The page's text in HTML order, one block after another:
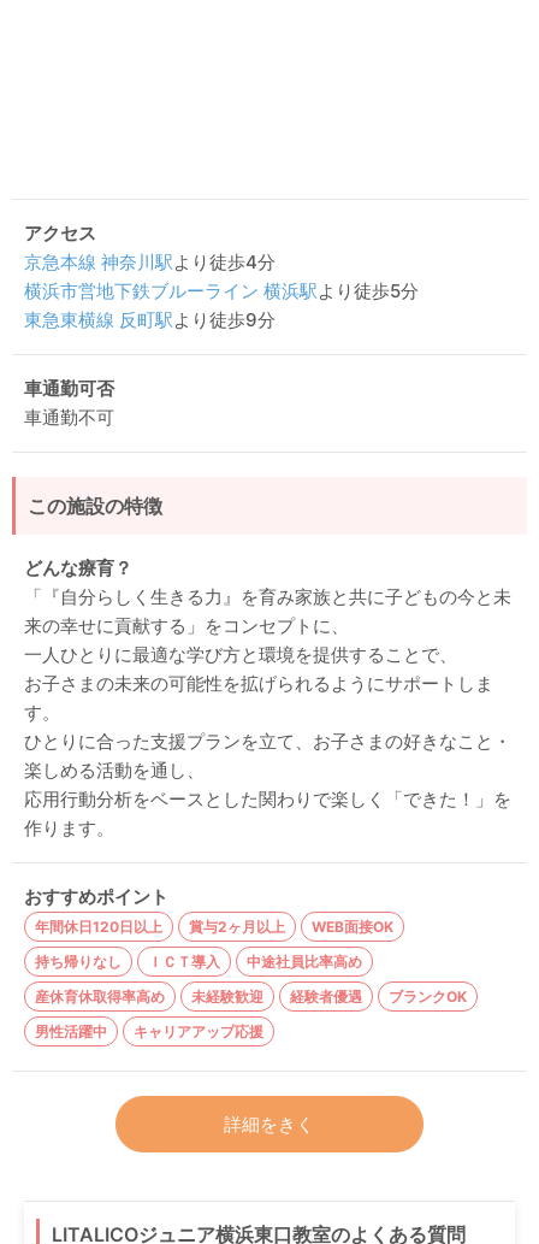
アクセス
京急本線 神奈川駅より徒歩4分
横浜市営地下鉄ブルーライン 横浜駅より徒歩5分
東急東横線 反町駅より徒歩9分
車通勤可否
車通勤不可
この施設の特徴
どんな療育？
「『自分らしく生きる力』を育み家族と共に子どもの今と未
来の幸せに貢献する」をコンセプトに、
一人ひとりに最適な学び方と環境を提供することで、
お子さまの未来の可能性を拡げられるようにサポートしま
す。
ひとりに合った支援プランを立て、お子さまの好きなこと・
楽しめる活動を通し、
応用行動分析をベースとした関わりで楽しく「できた！」を
作ります。
おすすめポイント
年間休日120日以上 賞与2ヶ月以上
WEB面接OK
持ち帰りなし
ＩＣＴ導入
中途社員比率高め
産休育休取得率高め
未経験歓迎 経験者優遇
ブランクOK
男性活躍中
キャリアアップ応援
詳細をきく
LITALICOジュニア横浜東口教室のよくある質問